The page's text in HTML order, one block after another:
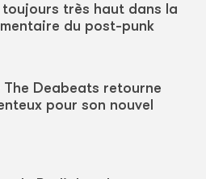
très haut dans la
du post-punk
The Deabeats retourne
pour son nouvel